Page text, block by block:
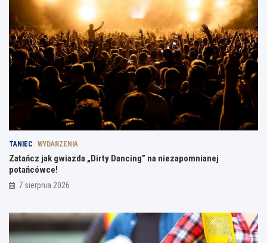
TANIEC WYDARZENIA
Zatańcz jak gwiazda „Dirty Dancing” na niezapomnianej
potańcówce!
7 sierpnia 2026